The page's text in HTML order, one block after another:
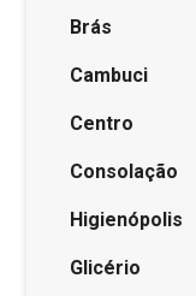
Brás
Cambuci
Centro
Consolação
Higienópolis
Glicério